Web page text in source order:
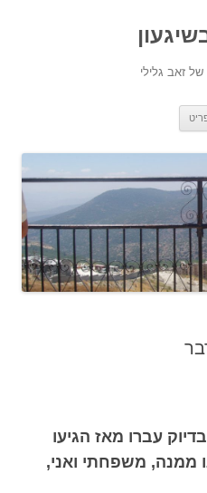
של זאב גלילי
ו-123 שנים בדיוק עברו מאז הגיעו
ממנה, משפחתי ואני,